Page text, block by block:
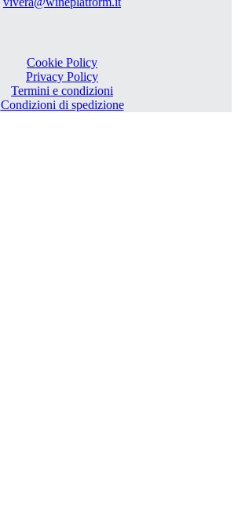
Cookie Policy
Privacy Policy
Termini e condizioni
Condizioni di spedizione